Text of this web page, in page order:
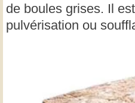
de boules grises. Il
pulvérisation ou